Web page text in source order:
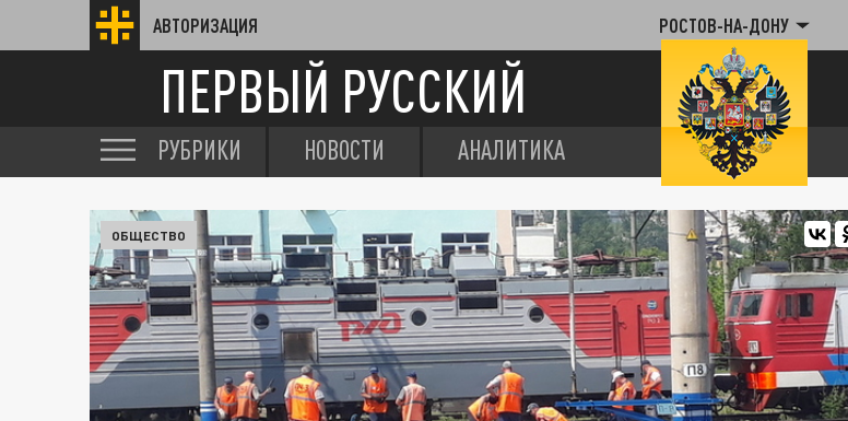
АВТОРИЗАЦИЯ РОСТОВ-НА-ДОНУ
ПЕРВЫЙ РУССКИЙ
РУБРИКИ НОВОСТИ АНАЛИТИКА
ОБЩЕСТВО